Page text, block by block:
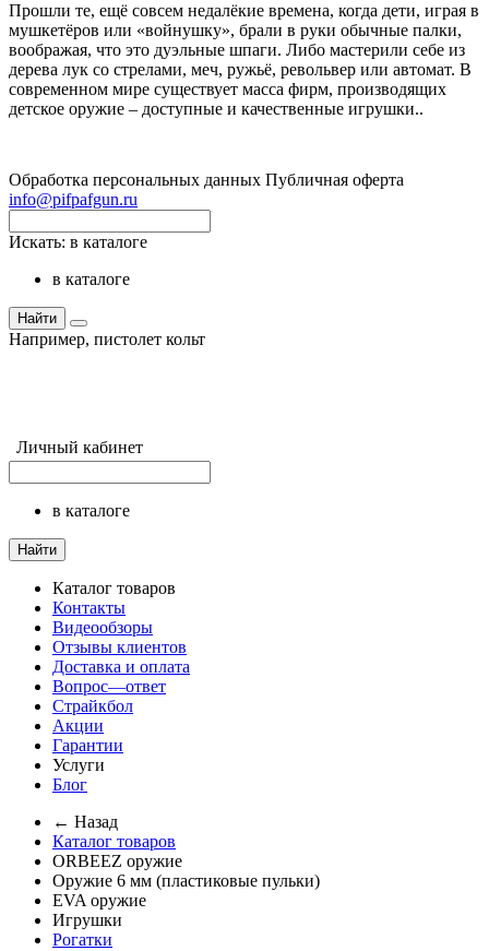
Прошли те, ещё совсем недалёкие времена, когда дети, играя в
мушкетёров или «войнушку», брали в руки обычные палки,
воображая, что это дуэльные шпаги. Либо мастерили себе из
дерева лук со стрелами, меч, ружьё, револьвер или автомат. В
современном мире существует масса фирм, производящих
детское оружие – доступные и качественные игрушки..
Обработка персональных данных Публичная оферта
info@pifpafgun.ru
Искать: в каталоге
в каталоге
Найти
Например, пистолет кольт
Личный кабинет
в каталоге
Найти
Каталог товаров
Контакты
Видеообзоры
Отзывы клиентов
Доставка и оплата
Вопрос—ответ
Страйкбол
Акции
Гарантии
Услуги
Блог
← Назад
Каталог товаров
ORBEEZ оружие
Оружие 6 мм (пластиковые пульки)
EVA оружие
Игрушки
Рогатки